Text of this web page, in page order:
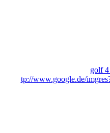
golf
tp://www.google.de/